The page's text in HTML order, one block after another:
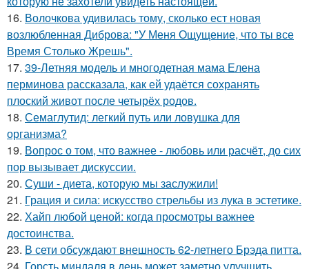
16. Волочкова удивилась тому, сколько ест новая
возлюбленная Диброва: "У Меня Ощущение, что ты все
Время Столько Жрешь".
17. 39-Летняя модель и многодетная мама Елена
перминова рассказала, как ей удаётся сохранять
плоский живот после четырёх родов.
18. Семаглутид: легкий путь или ловушка для
организма?
19. Вопрос о том, что важнее - любовь или расчёт, до сих
пор вызывает дискуссии.
20. Суши - диета, которую мы заслужили!
21. Грация и сила: искусство стрельбы из лука в эстетике.
22. Хайп любой ценой: когда просмотры важнее
достоинства.
23. В сети обсуждают внешность 62-летнего Брэда питта.